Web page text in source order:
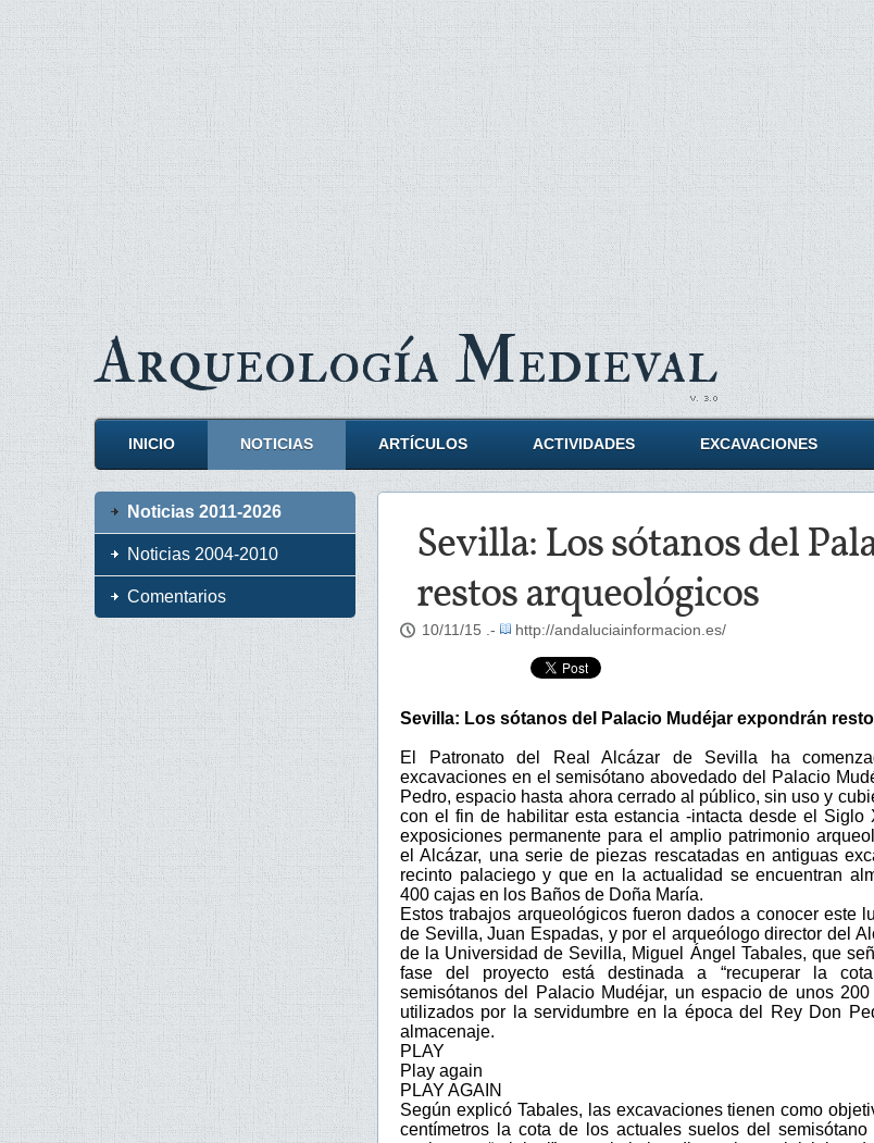
ArqueologíaMedieval
INICIO NOTICIAS ARTÍCULOS ACTIVIDADES EXCAVACIONES
Sevilla: Los sótanos del
restos arqueológicos
10/11/15 .- http://andaluciainformacion.es/
Sevilla: Los sótanos del Palacio Mudéjar expondrán
El Patronato del Real Alcázar de Sevilla ha
excavaciones en el semisótano abovedado del Palacio
Pedro, espacio hasta ahora cerrado al público, sin uso y
con el fin de habilitar esta estancia -intacta desde el Siglo
exposiciones permanente para el amplio patrimonio
el Alcázar, una serie de piezas rescatadas en antiguas
recinto palaciego y que en la actualidad se encuentran
400 cajas en los Baños de Doña María.
Estos trabajos arqueológicos fueron dados a conocer este
de Sevilla, Juan Espadas, y por el arqueólogo director del
de la Universidad de Sevilla, Miguel Ángel Tabales, que
fase del proyecto está destinada a “recuperar la
semisótanos del Palacio Mudéjar, un espacio de unos
utilizados por la servidumbre en la época del Rey Don
almacenaje.
PLAY
Play again
PLAY AGAIN
Según explicó Tabales, las excavaciones tienen como
centímetros la cota de los actuales suelos del semisótano
Noticias 2011-2026
Noticias 2004-2010
Comentarios